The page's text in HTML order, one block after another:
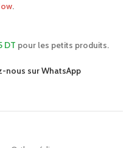
.
DT pour les petits produits.
nous sur WhatsApp